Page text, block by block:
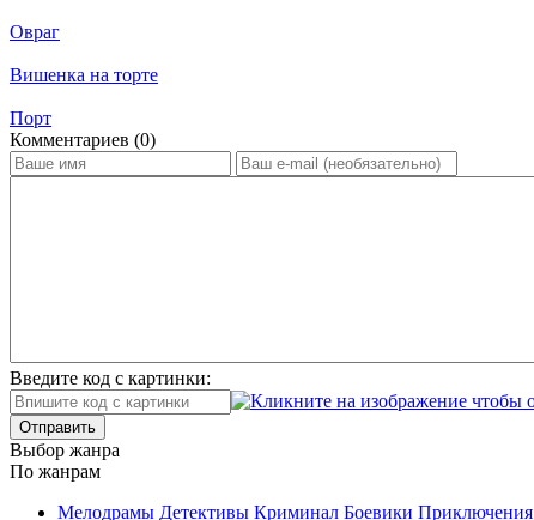
Овраг
Вишенка на торте
Порт
Ком­мен­та­ри­ев (0)
Введите код с картинки:
Отправить
Вы­бор жан­ра
По жан­рам
Ме­ло­дра­мы Де­тек­ти­вы Кри­ми­нал Бое­ви­ки При­клю­че­ния